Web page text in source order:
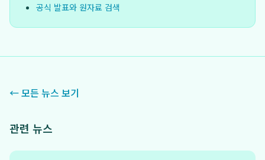
공식 발표와 원자료 검색
← 모든 뉴스 보기
관련 뉴스